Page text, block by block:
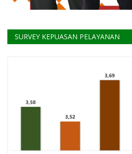
SURVEY KEPUASAN PELAYANAN